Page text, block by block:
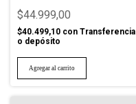
$44.999,00
$40.499,10 con Transferencia
o depósito